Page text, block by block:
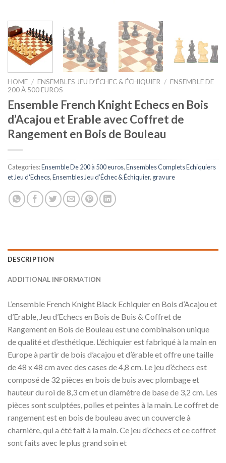
HOME / ENSEMBLES JEU D’ÉCHEC & ÉCHIQUIER / ENSEMBLE DE
200 À 500 EUROS
Ensemble French Knight Echecs en Bois
d’Acajou et Erable avec Coffret de
Rangement en Bois de Bouleau
Categories:Ensemble De 200 à 500 euros,Ensembles Complets Echiquiers
et Jeu d'Echecs,Ensembles Jeu d’Échec & Échiquier, gravure
DESCRIPTION
ADDITIONAL INFORMATION
L’ensemble French Knight Black Echiquier en Bois d’Acajou et
d’Erable, Jeu d’Echecs en Bois de Buis & Coffret de
Rangement en Bois de Bouleau est une combinaison unique
de qualité et d’esthétique. L’échiquier est fabriqué à la main en
Europe à partir de bois d’acajou et d’érable et offre une taille
de 48 x 48 cm avec des cases de 4,8 cm. Le jeu d’échecs est
composé de 32 pièces en bois de buis avec plombage et
hauteur du roi de 8,3 cm et un diamètre de base de 3,2 cm. Les
pièces sont sculptées, polies et peintes à la main. Le coffret de
rangement est en bois de bouleau avec un couvercle à
charnière, qui a été fait à la main. Ce jeu d’échecs et ce coffret
sont faits avec le plus grand soin et